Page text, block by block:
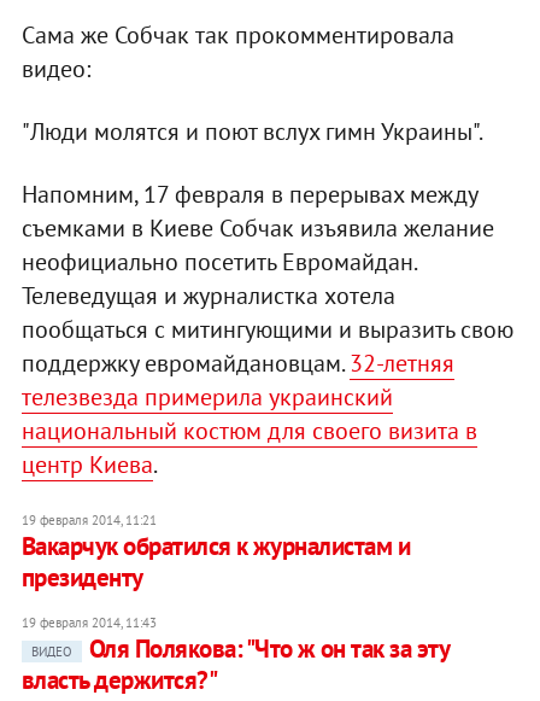
Сама же Собчак так прокомментировала
видео:
"Люди молятся и поют вслух гимн Украины".
Напомним, 17 февраля в перерывах между
съемками в Киеве Собчак изъявила желание
неофициально посетить Евромайдан.
Телеведущая и журналистка хотела
пообщаться с митингующими и выразить свою
поддержку евромайдановцам.32-летняя
телезвезда примерила украинский
национальный костюм для своего визита в
центр Киева.
19 февраля 2014, 11:21
Вакарчук обратился к журналистам и
президенту
19 февраля 2014, 11:43
ВИДЕО
Оля Полякова: "Что ж он так за эту
власть держится?"